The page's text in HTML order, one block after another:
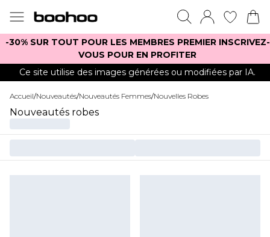
-30% SUR TOUT POUR LES MEMBRES PREMIER INSCRIVEZ-
VOUS POUR EN PROFITER
Ce site utilise des images générées ou modifiées par IA.
Accueil/Nouveautés/Nouveautés Femmes/Nouvelles Robes
Nouveautés robes